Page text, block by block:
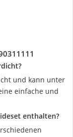
und kann unter
einfache und
enthalten?